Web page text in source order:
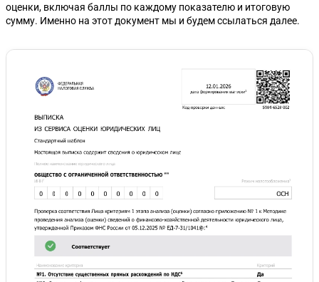
оценки, включая баллы по каждому показателю и итоговую
сумму. Именно на этот документ мы и будем ссылаться далее.